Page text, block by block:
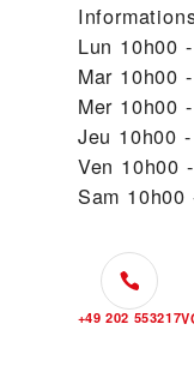
Lun 10h00
Mar 10h00
Mer 10h00
Jeu 10h00
Ven 10h00
Sam 10h00
+49 202 553217